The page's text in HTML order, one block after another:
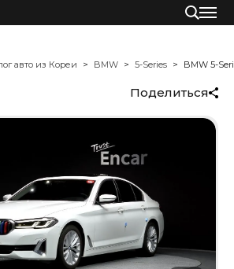
авто из Кореи BMW 5-Series BMW 5-
Поделиться